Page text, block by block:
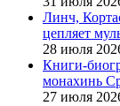
Линч,
цепляет
28 июля
Книги-
монахинь
27 июля